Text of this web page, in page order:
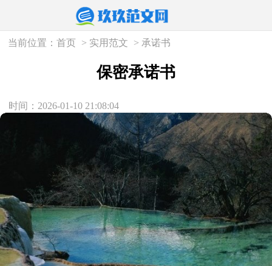
当前位置：首页 > 实用范文 > 承诺书
保密承诺书
时间：2026-01-10 21:08:04